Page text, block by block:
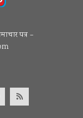
पत्र –